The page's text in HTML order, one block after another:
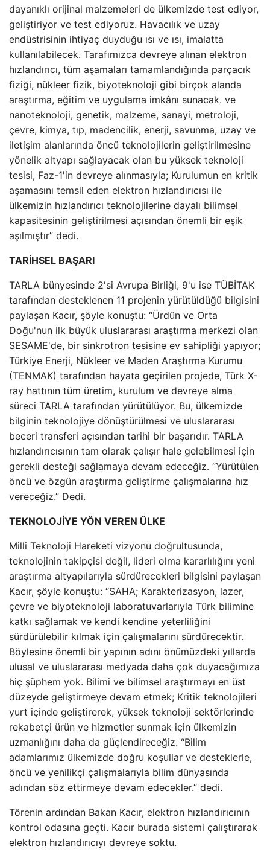
dayanıklı orijinal malzemeleri de ülkemizde test ediyor,
geliştiriyor ve test ediyoruz. Havacılık ve uzay
endüstrisinin ihtiyaç duyduğu ısı ve ısı, imalatta
kullanılabilecek. Tarafımızca devreye alınan elektron
hızlandırıcı, tüm aşamaları tamamlandığında parçacık
fiziği, nükleer fizik, biyoteknoloji gibi birçok alanda
araştırma, eğitim ve uygulama imkânı sunacak. ve
nanoteknoloji, genetik, malzeme, sanayi, metroloji,
çevre, kimya, tıp, madencilik, enerji, savunma, uzay ve
iletişim alanlarında öncü teknolojilerin geliştirilmesine
yönelik altyapı sağlayacak olan bu yüksek teknoloji
tesisi, Faz-1'in devreye alınmasıyla; Kurulumun en kritik
aşamasını temsil eden elektron hızlandırıcısı ile
ülkemizin hızlandırıcı teknolojilerine dayalı bilimsel
kapasitesinin geliştirilmesi açısından önemli bir eşik
aşılmıştır” dedi.
TARİHSEL BAŞARI
TARLA bünyesinde 2'si Avrupa Birliği, 9'u ise TÜBİTAK
tarafından desteklenen 11 projenin yürütüldüğü bilgisini
paylaşan Kacır, şöyle konuştu: “Ürdün ve Orta
Doğu'nun ilk büyük uluslararası araştırma merkezi olan
SESAME'de, bir sinkrotron tesisine ev sahipliği yapıyor;
Türkiye Enerji, Nükleer ve Maden Araştırma Kurumu
(TENMAK) tarafından hayata geçirilen projede, Türk X-
ray hattının tüm üretim, kurulum ve devreye alma
süreci TARLA tarafından yürütülüyor. Bu, ülkemizde
bilginin teknolojiye dönüştürülmesi ve uluslararası
beceri transferi açısından tarihi bir başarıdır. TARLA
hızlandırıcısının tam olarak çalışır hale gelebilmesi için
gerekli desteği sağlamaya devam edeceğiz. “Yürütülen
öncü ve özgün araştırma geliştirme çalışmalarına hız
vereceğiz.” Dedi.
TEKNOLOJİYE YÖN VEREN ÜLKE
Milli Teknoloji Hareketi vizyonu doğrultusunda,
teknolojinin takipçisi değil, lideri olma kararlılığını yeni
araştırma altyapılarıyla sürdürecekleri bilgisini paylaşan
Kacır, şöyle konuştu: “SAHA; Karakterizasyon, lazer,
çevre ve biyoteknoloji laboratuvarlarıyla Türk bilimine
katkı sağlamak ve kendi kendine yeterliliğini
sürdürülebilir kılmak için çalışmalarını sürdürecektir.
Böylesine önemli bir yapının adını önümüzdeki yıllarda
ulusal ve uluslararası medyada daha çok duyacağımıza
hiç şüphem yok. Bilimi ve bilimsel araştırmayı en üst
düzeyde geliştirmeye devam etmek; Kritik teknolojileri
yurt içinde geliştirerek, yüksek teknoloji sektörlerinde
rekabetçi ürün ve hizmetler sunmak için ülkemizin
uzmanlığını daha da güçlendireceğiz. “Bilim
adamlarımız ülkemizde doğru koşullar ve desteklerle,
öncü ve yenilikçi çalışmalarıyla bilim dünyasında
adından söz ettirmeye devam edecekler.” dedi.
Törenin ardından Bakan Kacır, elektron hızlandırıcının
kontrol odasına geçti. Kacır burada sistemi çalıştırarak
elektron hızlandırıcıyı devreye soktu.